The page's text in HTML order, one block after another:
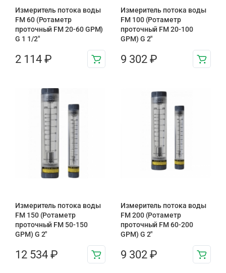
Измеритель потока воды
FM 60 (Ротаметр
проточный FM 20-60 GPM)
G 1 1/2″
2 114 ₽
Измеритель потока воды
FM 100 (Ротаметр
проточный FM 20-100
GPM) G 2″
9 302 ₽
Измеритель потока воды
FM 150 (Ротаметр
проточный FM 50-150
GPM) G 2″
12 534 ₽
Измеритель потока воды
FM 200 (Ротаметр
проточный FM 60-200
GPM) G 2″
9 302 ₽